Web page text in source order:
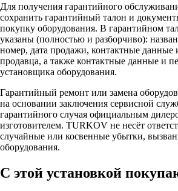
Для получения гарантийного
сохранить гарантийный талон и
покупку оборудования. В гарантийном
указаны (полностью и разборчиво):
номер, дата продажи, контактные данные
продавца, а также контактные данные и
установщика оборудования.
Гарантийный ремонт или замена
на основании заключения сервисной
гарантийного случая официальным
изготовителем. TURKOV не несёт
случайные или косвенные убытки,
оборудования.
С этой установкой